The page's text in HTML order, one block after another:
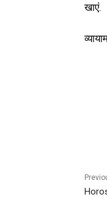
खाएं.